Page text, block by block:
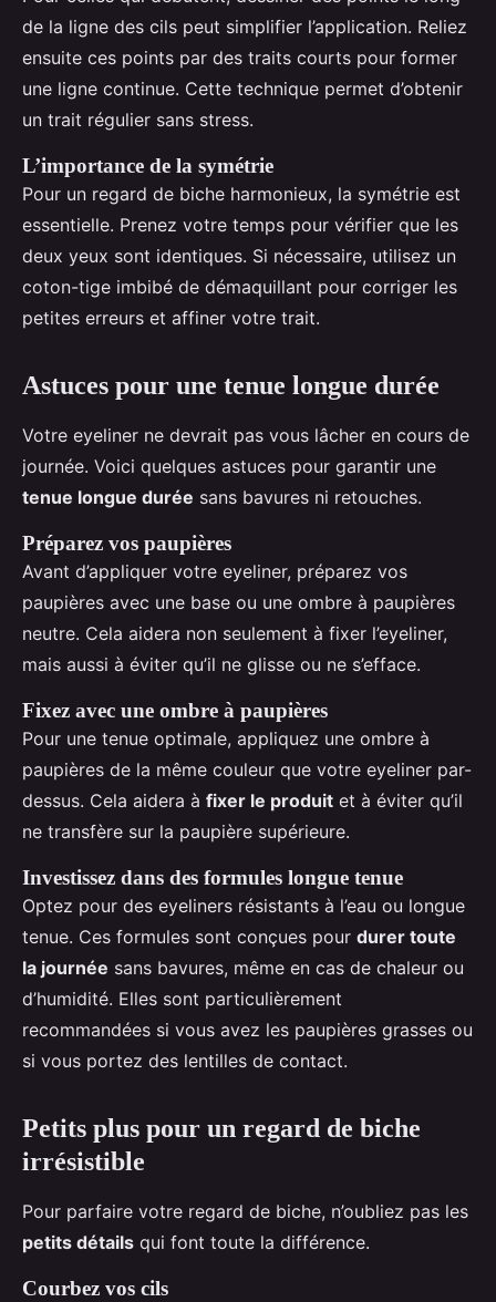
de la ligne des cils peut simplifier l’application. Reliez
ensuite ces points par des traits courts pour former
une ligne continue. Cette technique permet d’obtenir
un trait régulier sans stress.
L’importance de la symétrie
Pour un regard de biche harmonieux, la symétrie est
essentielle. Prenez votre temps pour vérifier que les
deux yeux sont identiques. Si nécessaire, utilisez un
coton-tige imbibé de démaquillant pour corriger les
petites erreurs et affiner votre trait.
Astuces pour une tenue longue durée
Votre eyeliner ne devrait pas vous lâcher en cours de
journée. Voici quelques astuces pour garantir une
tenue longue durée sans bavures ni retouches.
Préparez vos paupières
Avant d’appliquer votre eyeliner, préparez vos
paupières avec une base ou une ombre à paupières
neutre. Cela aidera non seulement à fixer l’eyeliner,
mais aussi à éviter qu’il ne glisse ou ne s’efface.
Fixez avec une ombre à paupières
Pour une tenue optimale, appliquez une ombre à
paupières de la même couleur que votre eyeliner par-
dessus. Cela aidera à fixer le produit et à éviter qu’il
ne transfère sur la paupière supérieure.
Investissez dans des formules longue tenue
Optez pour des eyeliners résistants à l’eau ou longue
tenue. Ces formules sont conçues pour durer toute
la journée sans bavures, même en cas de chaleur ou
d’humidité. Elles sont particulièrement
recommandées si vous avez les paupières grasses ou
si vous portez des lentilles de contact.
Petits plus pour un regard de biche
irrésistible
Pour parfaire votre regard de biche, n’oubliez pas les
petits détails qui font toute la différence.
Courbez vos cils